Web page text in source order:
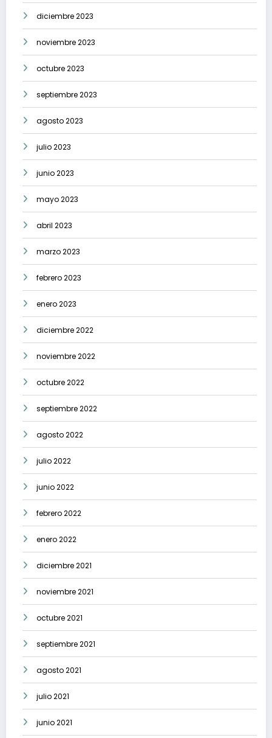
diciembre 2023
noviembre 2023
octubre 2023
septiembre 2023
agosto 2023
julio 2023
junio 2023
mayo 2023
abril 2023
marzo 2023
febrero 2023
enero 2023
diciembre 2022
noviembre 2022
octubre 2022
septiembre 2022
agosto 2022
julio 2022
junio 2022
febrero 2022
enero 2022
diciembre 2021
noviembre 2021
octubre 2021
septiembre 2021
agosto 2021
julio 2021
junio 2021